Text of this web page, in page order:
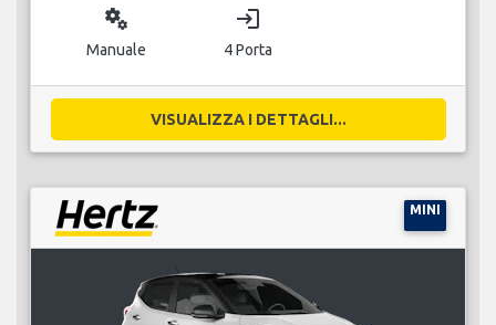
miscellaneous_services
Manuale
login
4 Porta
VISUALIZZA I DETTAGLI...
MINI